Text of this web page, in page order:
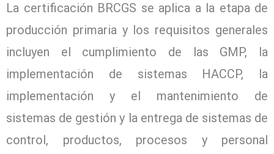
La certificación BRCGS se aplica a la etapa de
producción primaria y los requisitos generales
incluyen el cumplimiento de las GMP, la
implementación de sistemas HACCP, la
implementación y el mantenimiento de
sistemas de gestión y la entrega de sistemas de
control, productos, procesos y personal